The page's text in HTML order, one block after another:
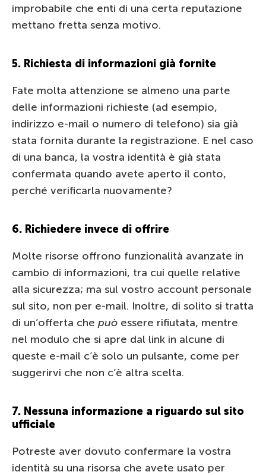
improbabile che enti di una certa reputazione
mettano fretta senza motivo.
5. Richiesta di informazioni già fornite
Fate molta attenzione se almeno una parte
delle informazioni richieste (ad esempio,
indirizzo e-mail o numero di telefono) sia già
stata fornita durante la registrazione. E nel caso
di una banca, la vostra identità è già stata
confermata quando avete aperto il conto,
perché verificarla nuovamente?
6. Richiedere invece di offrire
Molte risorse offrono funzionalità avanzate in
cambio di informazioni, tra cui quelle relative
alla sicurezza; ma sul vostro account personale
sul sito, non per e-mail. Inoltre, di solito si tratta
di un’offerta che può essere rifiutata, mentre
nel modulo che si apre dal link in alcune di
queste e-mail c’è solo un pulsante, come per
suggerirvi che non c’è altra scelta.
7. Nessuna informazione a riguardo sul sito
ufficiale
Potreste aver dovuto confermare la vostra
identità su una risorsa che avete usato per